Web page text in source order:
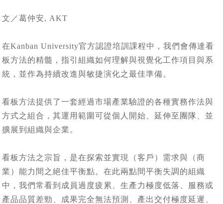
文／葛仲安, AKT
在Kanban University官方認證培訓課程中，我們會傳達看
板方法的精髓，指引組織如何理解與視覺化工作項目與系
統，並作為持續改進與敏捷演化之最佳準備。
看板方法提供了一套經過市場產業驗證的各種實務作法與
方式之組合，其運用範圍可從個人開始、延伸至團隊、並
擴展到組織與企業。
看板方法之宗旨，是在探索並實現（客戶）需求與（商
業）能力間之絕佳平衡點。在此兩點間平衡失調的組織
中，我們常看到成員過度疲累、生產力極度低落、服務或
產品品質差勁、成果完全無法預測、產出交付極度延遲、